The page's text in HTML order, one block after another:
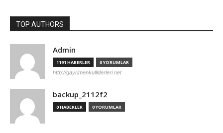
TOP AUTHORS
Admin
1191 HABERLER 0 YORUMLAR
http://gayrimenkulliderleri.net
backup_2112f2
0 HABERLER 0 YORUMLAR